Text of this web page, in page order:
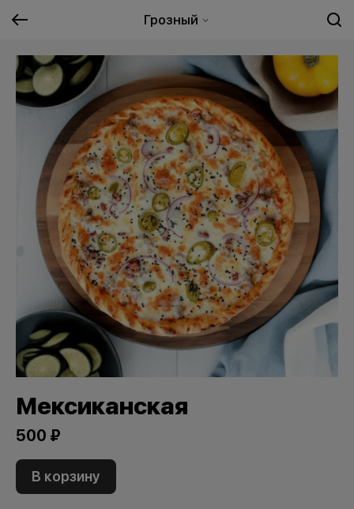
Грозный
Мексиканская
500 ₽
В корзину